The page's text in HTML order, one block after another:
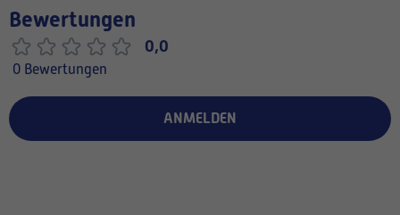
Bewertungen
0,0
0 Bewertungen
ANMELDEN